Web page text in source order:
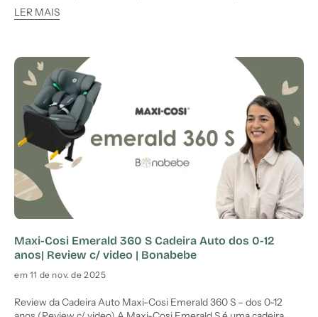
conforto, estabilidade e facilidade de utilização no dia a dia. Nesta
review completa do Maxi Cosi Fame Cabin, a Bonabebe analisa
LER MAIS
Maxi-Cosi Emerald 360 S Cadeira Auto dos 0-12
anos| Review c/ video | Bonabebe
em 11 de nov. de 2025
Review da Cadeira Auto Maxi-Cosi Emerald 360 S – dos 0-12